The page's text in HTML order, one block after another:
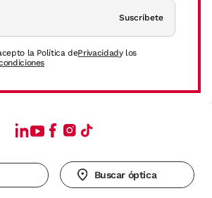
Suscríbete
la Política dePrivacidady los
Buscar óptica